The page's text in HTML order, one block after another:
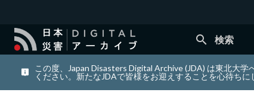
search 検索
この度、Japan Disasters Digital Archive (JDA) は東北大
ください。新たなJDAで皆様をお迎えすることを心待ちに